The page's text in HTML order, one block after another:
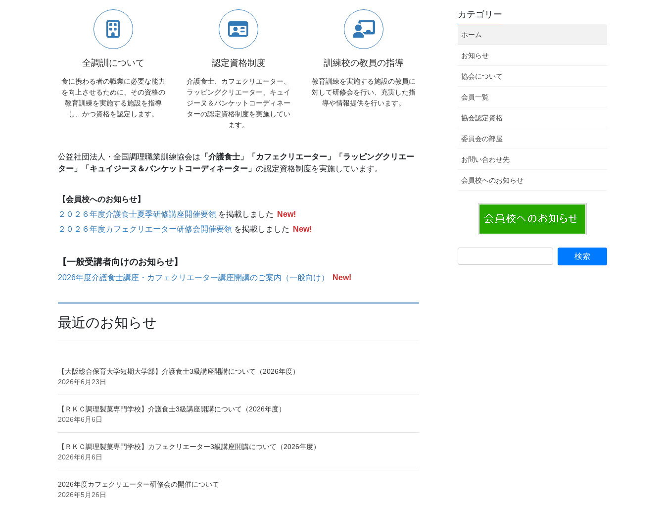
全調訓について
食に携わる者の職業に必要な能力
を向上させるために、その資格の
教育訓練を実施する施設を指導
し、かつ資格を認定します。
認定資格制度
介護食士、カフェクリエーター、
ラッピングクリエーター、キュイ
ジーヌ＆バンケットコーディネー
ターの認定資格制度を実施してい
ます。
訓練校の教員の指導
教育訓練を実施する施設の教員に
対して研修会を行い、充実した指
導や情報提供を行います。
公益社団法人・全国調理職業訓練協会は 「介護食士」「カフェクリエーター」「ラッピングクリエー
ター」「キュイジーヌ＆バンケットコーディネーター」 の認定資格制度を実施しています。
【会員校へのお知らせ】
２０２６年度介護食士夏季研修講座開催要領 を掲載しました
New!
２０２６年度カフェクリエーター研修会開催要領 を掲載しました New!
【一般受講者向けのお知らせ】
2026年度介護食士講座・カフェクリエーター講座開講のご案内（一般向け） New!
最近のお知らせ
【大阪総合保育大学短期大学部】介護食士3級講座開講について（2026年度）
2026年6月23日
【ＲＫＣ調理製菓専門学校】介護食士3級講座開講について（2026年度）
2026年6月6日
【ＲＫＣ調理製菓専門学校】カフェクリエーター3級講座開講について（2026年度）
2026年6月6日
2026年度カフェクリエーター研修会の開催について
2026年5月26日
カテゴリー
ホーム
お知らせ
協会について
会員一覧
協会認定資格
委員会の部屋
お問い合わせ先
会員校へのお知らせ